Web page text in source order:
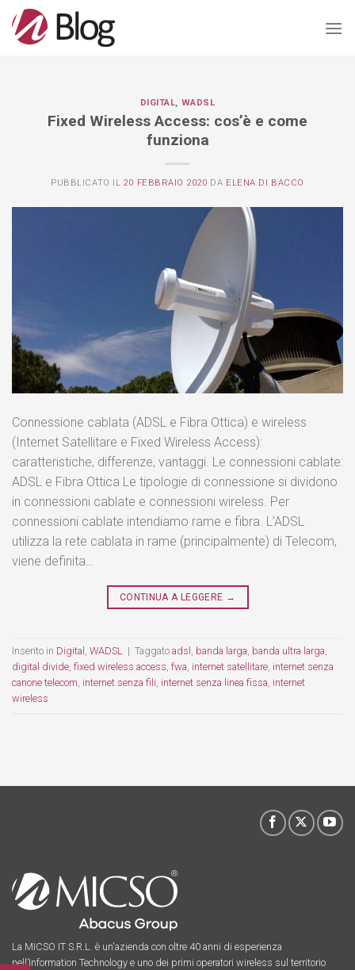
Salta
contenuti
DIGITAL, WADSL
Fixed Wireless Access: cos’è e come
funziona
PUBBLICATO IL 20 FEBBRAIO 2020 DA ELENA DI BACCO
Connessione cablata (ADSL e Fibra Ottica) e wireless
(Internet Satellitare e Fixed Wireless Access):
caratteristiche, differenze, vantaggi. Le connessioni cablate:
ADSL e Fibra Ottica Le tipologie di connessione si dividono
in connessioni cablate e connessioni wireless. Per
connessioni cablate intendiamo rame e fibra. L’ADSL
utilizza la rete cablata in rame (principalmente) di Telecom,
viene definita…
CONTINUA A LEGGERE →
Inserito in Digital , WADSL | Taggato adsl , banda larga, banda ultra larga,
digital divide, fixed wireless access, fwa, internet satellitare, internet senza
canone telecom, internet senza fili, internet senza linea fissa, internet
wireless
La MICSO IT S.R.L. è un'azienda con oltre 40 anni di esperienza
nell’Information Technology e uno dei primi operatori wireless sul territorio